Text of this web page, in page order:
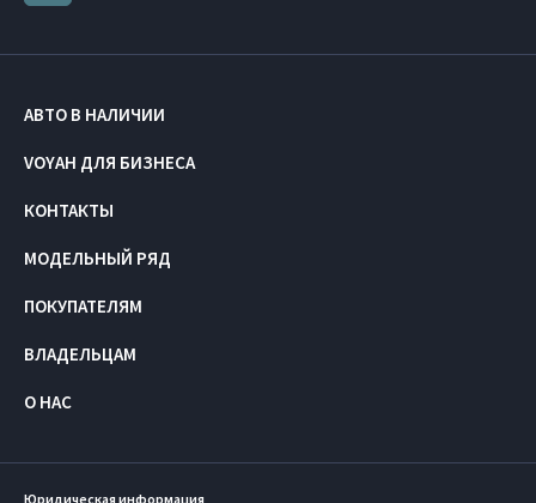
АВТО В НАЛИЧИИ
VOYAH ДЛЯ БИЗНЕСА
КОНТАКТЫ
МОДЕЛЬНЫЙ РЯД
ПОКУПАТЕЛЯМ
ВЛАДЕЛЬЦАМ
О НАС
Юридическая информация